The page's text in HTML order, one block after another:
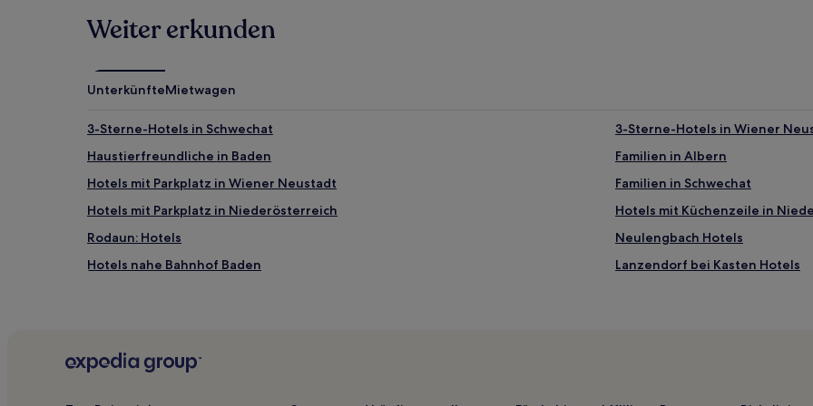
Weiter erkunden
UnterkünfteMietwagen
3-Sterne-Hotels in Schwechat
3-Sterne-Hotels in Wiener
Haustierfreundliche in Baden
Familien in Albern
Hotels mit Parkplatz in Wiener Neustadt
Familien in Schwechat
Hotels mit Parkplatz in Niederösterreich
Hotels mit Küchenzeile in
Rodaun: Hotels
Neulengbach Hotels
Hotels nahe Bahnhof Baden
Lanzendorf bei Kasten Hotels
Hotels nahe Bahnhof Neulengbach